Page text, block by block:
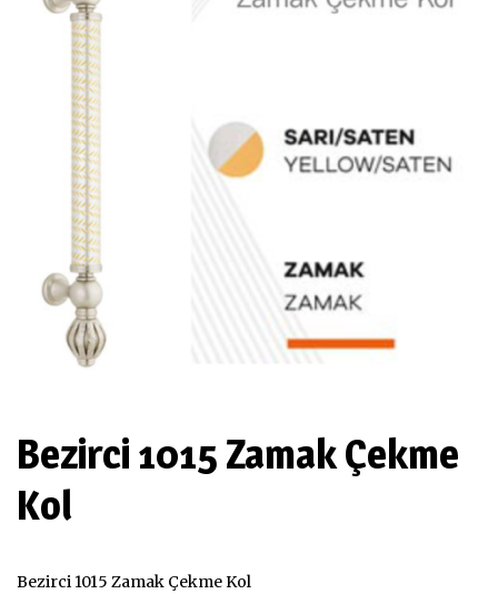
Bezirci 1015 Zamak Çekme
Kol
Bezirci 1015 Zamak Çekme Kol